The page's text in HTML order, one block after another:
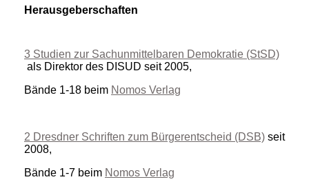
Herausgeberschaften
3 Studien zur Sachunmittelbaren Demokratie (StSD)
als Direktor des DISUD seit 2005,
Bände 1-18 beim Nomos Verlag
2 Dresdner Schriften zum Bürgerentscheid (DSB) seit
2008,
Bände 1-7 beim Nomos Verlag